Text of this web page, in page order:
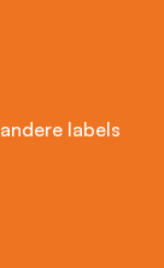
andere labels